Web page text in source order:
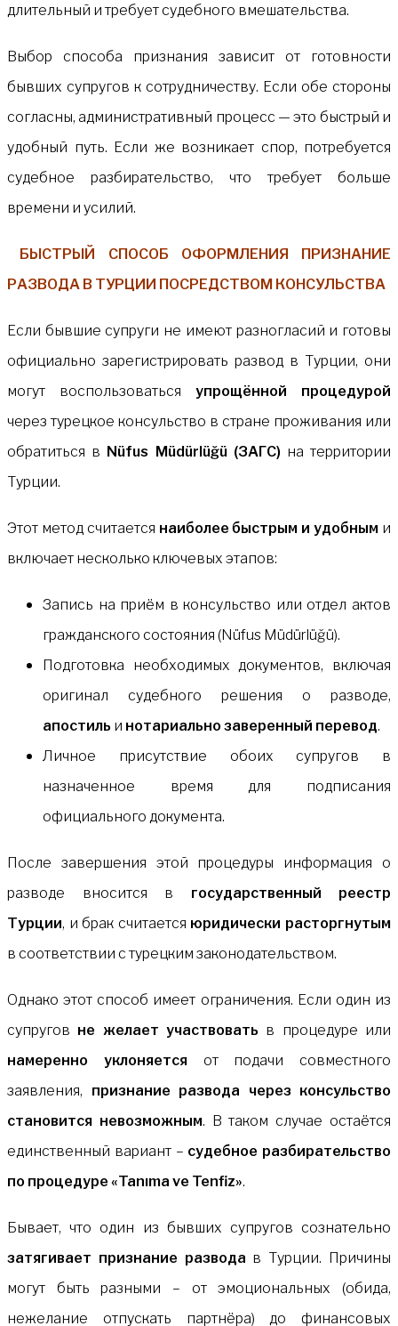
длительный и требует судебного вмешательства.
Выбор способа признания зависит от готовности
бывших супругов к сотрудничеству. Если обе стороны
согласны, административный процесс — это быстрый и
удобный путь. Если же возникает спор, потребуется
судебное разбирательство, что требует больше
времени и усилий.
БЫСТРЫЙ СПОСОБ ОФОРМЛЕНИЯ ПРИЗНАНИЕ
РАЗВОДА В ТУРЦИИ ПОСРЕДСТВОМ КОНСУЛЬСТВА
Если бывшие супруги не имеют разногласий и готовы
официально зарегистрировать развод в Турции, они
могут воспользоваться упрощённой процедурой
через турецкое консульство в стране проживания или
обратиться в Nüfus Müdürlüğü (ЗАГС) на территории
Турции.
Этот метод считается наиболее быстрым и удобным и
включает несколько ключевых этапов:
Запись на приём в консульство или отдел актов
гражданского состояния (Nüfus Müdürlüğü).
Подготовка необходимых документов, включая
оригинал судебного решения о разводе,
апостиль и нотариально заверенный перевод.
Личное присутствие обоих супругов в
назначенное время для подписания
официального документа.
После завершения этой процедуры информация о
разводе вносится в государственный реестр
Турции, и брак считается юридически расторгнутым
в соответствии с турецким законодательством.
Однако этот способ имеет ограничения. Если один из
супругов не желает участвовать в процедуре или
намеренно уклоняетсяот подачи совместного
заявления, признание развода через консульство
становится невозможным. В таком случае остаётся
единственный вариант – судебное разбирательство
по процедуре «Tanıma ve Tenfiz».
Бывает, что один из бывших супругов сознательно
затягивает признание развода в Турции. Причины
могут быть разными – от эмоциональных (обида,
нежелание отпускать партнёра) до финансовых